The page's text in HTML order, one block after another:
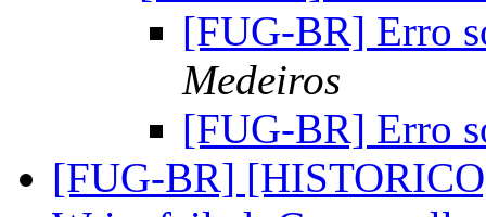
[FUG-BR] Erro
Medeiros
[FUG-BR] Erro
[FUG-BR]